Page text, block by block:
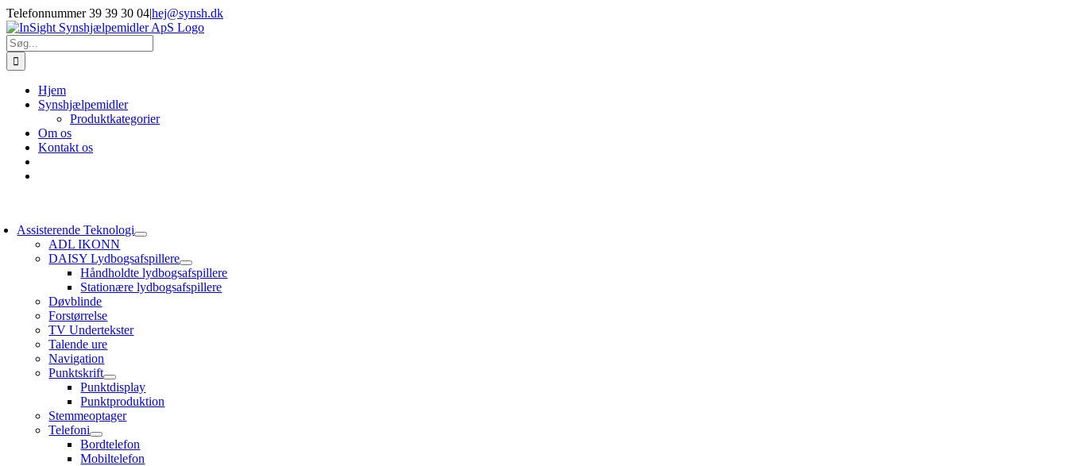
Skip
to
content
Telefonnummer 39 39 30 04|hej@synsh.dk
Søg
efter:
Hjem
Synshjælpemidler
Produktkategorier
Om os
Kontakt os
Assisterende Teknologi
ADL IKONN
DAISY Lydbogsafspillere
Håndholdte lydbogsafspillere
Stationære lydbogsafspillere
Døvblinde
Forstørrelse
TV Undertekster
Talende ure
Navigation
Punktskrift
Punktdisplay
Punktproduktion
Stemmeoptager
Telefoni
Bordtelefon
Mobiltelefon